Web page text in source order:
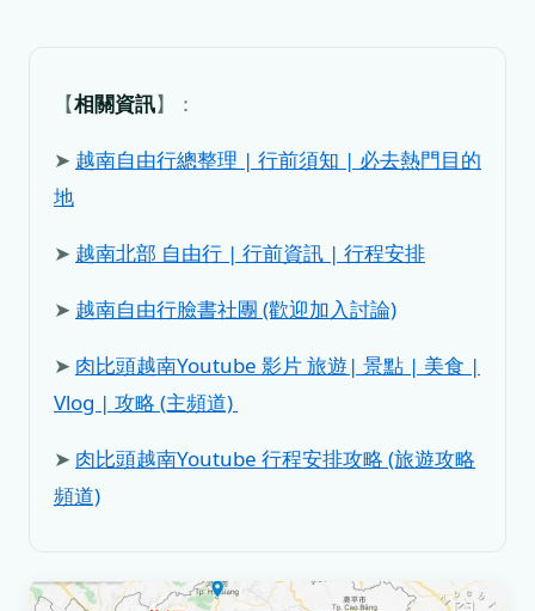
【相關資訊】：
➤ 越南自由行總整理 | 行前須知 | 必去熱門目的
地
➤ 越南北部 自由行 | 行前資訊 | 行程安排
➤ 越南自由行臉書社團 (歡迎加入討論)
➤ 肉比頭越南Youtube 影片 旅遊| 景點 | 美食 |
Vlog | 攻略 (主頻道)
➤ 肉比頭越南Youtube 行程安排攻略 (旅遊攻略
頻道)